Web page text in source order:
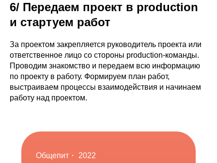
6/ Передаем проект в production
и стартуем работ
За проектом закрепляется руководитель проекта или
ответственное лицо со стороны production-команды.
Проводим знакомство и передаем всю информацию
по проекту в работу. Формируем план работ,
выстраиваем процессы взаимодействия и начинаем
работу над проектом.
Общепит・ 2022